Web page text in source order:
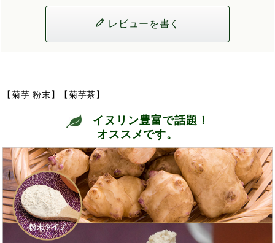
レビューを書く
【菊芋 粉末】【菊芋茶】
イヌリン豊富で話題！
オススメです。